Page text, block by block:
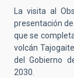
La visita al
presentación
que se
volcán
del Gobierno
2030.